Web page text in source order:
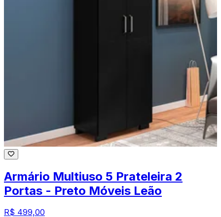
Armário Multiuso 5 Prateleira 2
Portas - Preto Móveis Leão
R$ 499,00